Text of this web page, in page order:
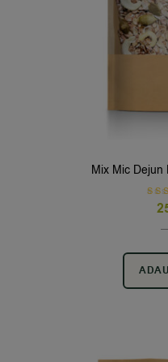
Mix Mic Dejun